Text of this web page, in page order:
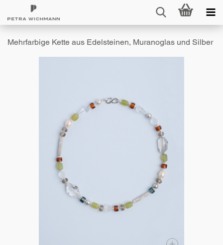
Mehrfarbige Kette aus Edelsteinen, Muranoglas und Silber